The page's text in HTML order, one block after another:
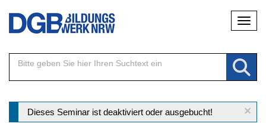
Direkt
Inhalt
×
Statusmeldung
Dieses Seminar ist deaktiviert oder ausgebucht!